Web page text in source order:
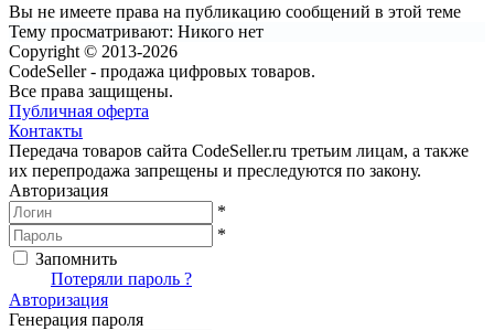
Вы не имеете права на публикацию сообщений в этой теме
Тему просматривают: Никого нет
Copyright © 2013-2026
CodeSeller - продажа цифровых товаров.
Все права защищены.
Публичная оферта
Контакты
Передача товаров сайта CodeSeller.ru третьим лицам, а также
их перепродажа запрещены и преследуются по закону.
Авторизация
*
*
Запомнить
Потеряли пароль ?
Авторизация
Генерация пароля